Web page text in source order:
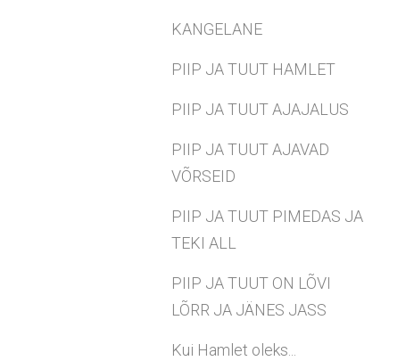
KANGELANE
PIIP JA TUUT HAMLET
PIIP JA TUUT AJAJALUS
PIIP JA TUUT AJAVAD
VÕRSEID
PIIP JA TUUT PIMEDAS JA
TEKI ALL
PIIP JA TUUT ON LÕVI
LÕRR JA JÄNES JASS
Kui Hamlet oleks...